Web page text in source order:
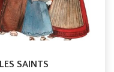
SAINTS